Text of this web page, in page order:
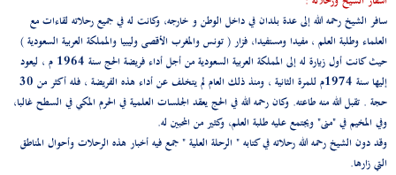
سافر الشيخ رحمه الله إلى عدة بلدان في داخل الوطن و خارجه، وكانت له في جميع رحلاته لقاءات مع
العلماء وطلبة العلم ، مفيدا ومستفيدا، فزار ( تونس والمغرب الأقصى وليبيا والمملكة العربية السعودية )
حيث كانت أول زيارة له إلى المملكة العربية السعودية من أجل أداء فريضة الحج سنة 1964 م ، ليعود
إليها سنة 1974م للمرة الثانية ، ومنذ ذلك العام لم يتخلف عن أداء هذه الفريضة ، فله أكثر من 30
حجة . تقبل الله منه طاعته. وكان رحمه الله في الحج يعقد الجلسات العلمية في الحرم المكي في السطح غالبا،
وفي المخيم في "منى" ويجتمع عليه طلبة العلم، وكثير من المحبين له.
وقد دون الشيخ رحمه الله رحلاته في كتابه " الرحلة العلية " جمع فيه أخبار هذه الرحلات وأحوال المناطق
التي زارها.